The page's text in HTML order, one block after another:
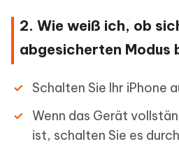
2. Wie weiß ich, ob
abgesicherten Modus
Schalten Sie Ihr iPhone
Wenn das Gerät
ist, schalten Sie es